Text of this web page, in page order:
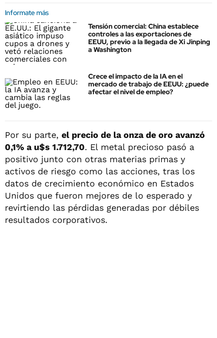
Informate más
Tensión comercial: China establece
controles a las exportaciones de
EEUU, previo a la llegada de Xi Jinping
a Washington
Crece el impacto de la IA en el
mercado de trabajo de EEUU: ¿puede
afectar el nivel de empleo?
Por su parte, el precio de la onza de oro avanzó
0,1% a u$s 1.712,70. El metal precioso pasó a
positivo junto con otras materias primas y
activos de riesgo como las acciones, tras los
datos de crecimiento económico en Estados
Unidos que fueron mejores de lo esperado y
revirtiendo las pérdidas generadas por débiles
resultados corporativos.